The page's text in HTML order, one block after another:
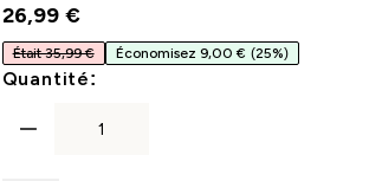
26,99 €‎
Était 35,99 € Économisez 9,00 € (25%)
Quantité: